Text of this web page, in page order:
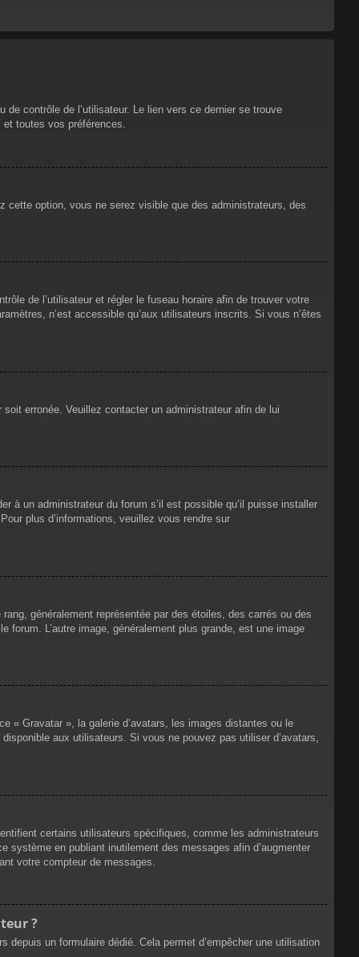
contrôle de l’utilisateur. Le lien vers ce dernier se trouve
et toutes vos préférences.
cette option, vous ne serez visible que des administrateurs, des
de l’utilisateur et régler le fuseau horaire afin de trouver votre
n’est accessible qu’aux utilisateurs inscrits. Si vous n’êtes
erronée. Veuillez contacter un administrateur afin de lui
à un administrateur du forum s’il est possible qu’il puisse installer
plus d’informations, veuillez vous rendre sur
généralement représentée par des étoiles, des carrés ou des
L’autre image, généralement plus grande, est une image
« Gravatar », la galerie d’avatars, les images distantes ou le
aux utilisateurs. Si vous ne pouvez pas utiliser d’avatars,
certains utilisateurs spécifiques, comme les administrateurs
en publiant inutilement des messages afin d’augmenter
votre compteur de messages.
?
un formulaire dédié. Cela permet d’empêcher une utilisation